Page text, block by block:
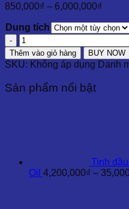
850,000₫ – 6,000,000₫
từ
đến
Dung tích
Tinh
Dầu
Ngải
Giấm
Tarragon
Thêm vào giỏ hàng BUY NOW
SKU: Không áp dụng Danh
Sản phẩm nổi bật
Tinh
Oil 4,200,000₫ –